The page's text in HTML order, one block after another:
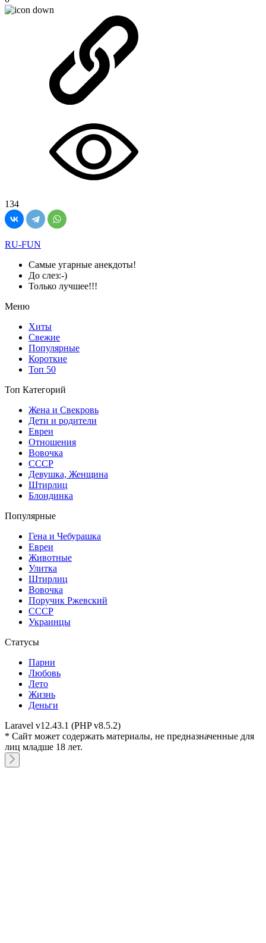
134
RU-FUN
Самые угарные анекдоты!
До слез:-)
Только лучшее!!!
Меню
Хиты
Свежие
Популярные
Короткие
Топ 50
Топ Категорий
Жена и Свекровь
Дети и родители
Евреи
Отношения
Вовочка
СССР
Девушка, Женщина
Штирлиц
Блондинка
Популярные
Гена и Чебурашка
Евреи
Животные
Улитка
Штирлиц
Вовочка
Поручик Ржевский
СССР
Украинцы
Статусы
Парни
Любовь
Лето
Жизнь
Деньги
Laravel v12.43.1 (PHP v8.5.2)
* Сайт может содержать материалы, не предназначенные для
лиц младше 18 лет.